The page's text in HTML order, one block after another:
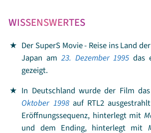
WISSENSWERTES
Der SuperS Movie - Reise ins Land
Japan am 23. Dezember 1995 das
gezeigt.
In Deutschland wurde der Film
Oktober 1998auf RTL2
Eröffnungssequenz, hinterlegt mit
und dem Ending, hinterlegt mit